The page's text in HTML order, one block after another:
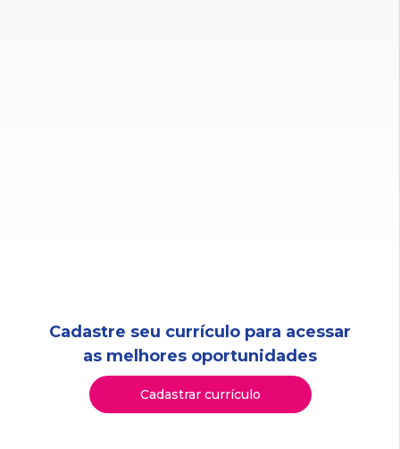
Cadastre seu currículo para acessar
as melhores oportunidades
Cadastrar currículo